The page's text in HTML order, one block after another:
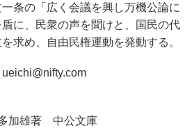
条の「広く会議を興し万機公論に
に、民衆の声を聞けと、国民の代
求め、自由民権運動を発動する。
多加雄著 中公文庫